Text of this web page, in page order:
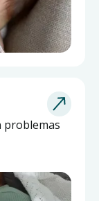
problemas